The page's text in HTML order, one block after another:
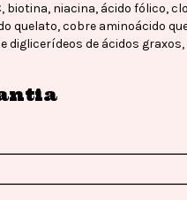
C, biotina, niacina, ácido
quelato, cobre aminoácido
diglicerídeos de ácidos